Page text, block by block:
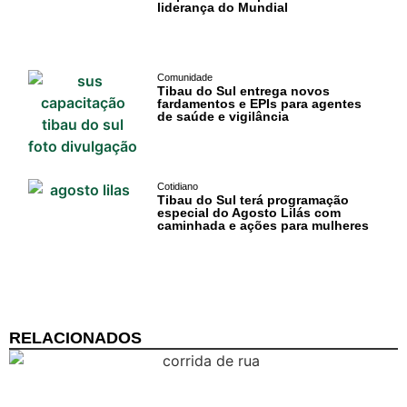
liderança do Mundial
Comunidade
Tibau do Sul entrega novos
fardamentos e EPIs para agentes
de saúde e vigilância
Cotidiano
Tibau do Sul terá programação
especial do Agosto Lilás com
caminhada e ações para mulheres
RELACIONADOS